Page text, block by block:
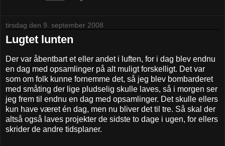
tirsdag den 9. september 2008
Lugtet lunten
Der var åbentbart et eller andet i luften, for i dag blev endnu
en dag med opsamlinger på alt muligt forskelligt. Det var
som om folk kunne fornemme det, så jeg blev bombarderet
med småting der lige pludselig skulle laves, så i morgen ser
jeg frem til endnu en dag med opsamlinger. Det skulle ellers
kun have været én dag, men nu bliver det til tre. Så skal der
altså også laves projekter de sidste to dage i ugen, for ellers
skrider de andre tidsplaner.